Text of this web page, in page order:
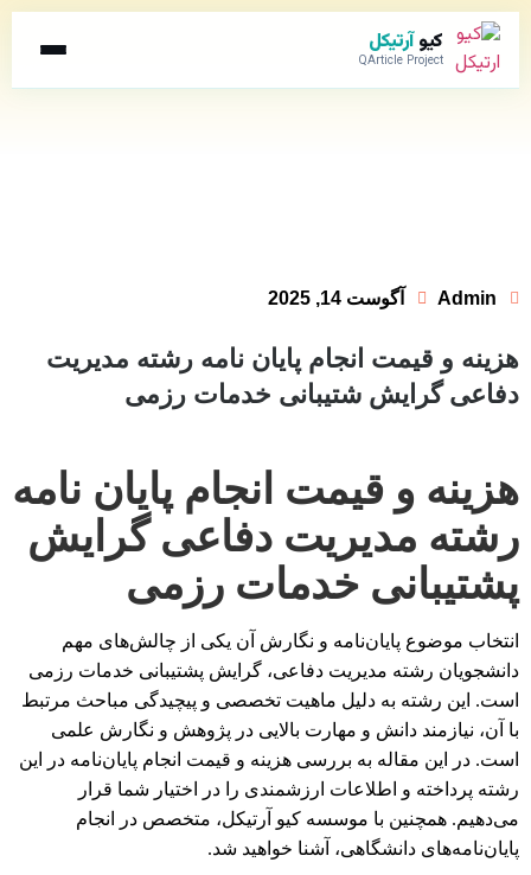
کیوآرتیکل
QArticle Project
Admin آگوست 14, 2025
هزینه و قیمت انجام پایان نامه رشته مدیریت
دفاعی گرایش شتیبانی خدمات رزمی
هزینه و قیمت انجام پایان نامه
رشته مدیریت دفاعی گرایش
پشتیبانی خدمات رزمی
انتخاب موضوع پایان‌نامه و نگارش آن یکی از چالش‌های مهم
دانشجویان رشته مدیریت دفاعی، گرایش پشتیبانی خدمات رزمی
است. این رشته به دلیل ماهیت تخصصی و پیچیدگی مباحث مرتبط
با آن، نیازمند دانش و مهارت بالایی در پژوهش و نگارش علمی
است. در این مقاله به بررسی هزینه و قیمت انجام پایان‌نامه در این
رشته پرداخته و اطلاعات ارزشمندی را در اختیار شما قرار
می‌دهیم. همچنین با موسسه کیو آرتیکل، متخصص در انجام
پایان‌نامه‌های دانشگاهی، آشنا خواهید شد.